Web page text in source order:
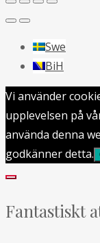
Swe
BiH
Vi använder
upplevelsen på
använda denna
godkänner detta.
Fantastiskt